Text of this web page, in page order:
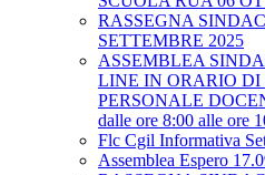
RASSEGNA
SETTEMBRE 2025
ASSEMBLEA
LINE IN ORARIO DI
PERSONALE
dalle ore 8:00 alle ore
Flc Cgil Informativa
Assemblea Espero